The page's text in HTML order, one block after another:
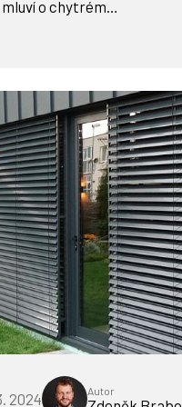
mluví o chytrém…
2024 Autor